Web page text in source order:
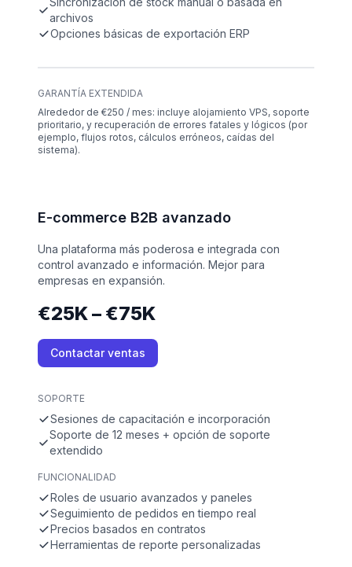
archivos
Opciones básicas de exportación ERP
GARANTÍA EXTENDIDA
Alrededor de €250 / mes: incluye alojamiento VPS, soporte
prioritario, y recuperación de errores fatales y lógicos (por
ejemplo, flujos rotos, cálculos erróneos, caídas del
sistema).
E-commerce B2B avanzado
Una plataforma más poderosa e integrada con
control avanzado e información. Mejor para
empresas en expansión.
€25K – €75K
Contactar ventas
SOPORTE
Sesiones de capacitación e incorporación
Soporte de 12 meses + opción de soporte
extendido
FUNCIONALIDAD
Roles de usuario avanzados y paneles
Seguimiento de pedidos en tiempo real
Precios basados en contratos
Herramientas de reporte personalizadas